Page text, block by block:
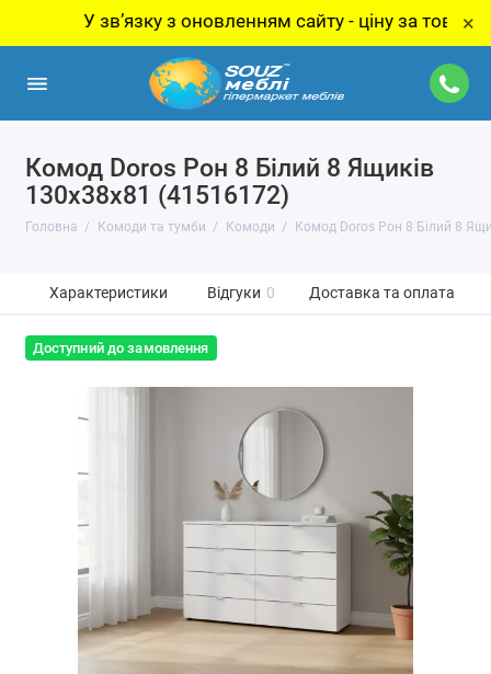
У звʼязку з оновленням сайту - ціну за товар ×
Комод Doros Рон 8 Білий 8 Ящиків
130х38х81 (41516172)
Головна Комоди та тумби Комоди Комод Doros Рон 8 Білий 8
Характеристики Відгуки 0 Доставка та оплата
Доступний до замовлення